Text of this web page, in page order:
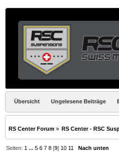
Übersicht Ungelesene Beiträge
RS Center Forum » RS Center - RSC
Seiten: 1 ...5 6 7 8 [9] 10 11 Nach unten